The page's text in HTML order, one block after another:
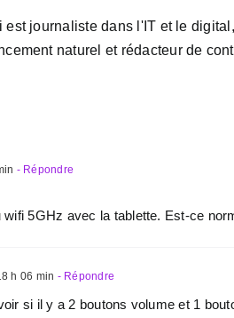
journaliste dans l'IT et le
naturel et rédacteur de
- Répondre
5GHz avec la tablette. Est-ce
h 06 min - Répondre
si il y a 2 boutons volume et 1